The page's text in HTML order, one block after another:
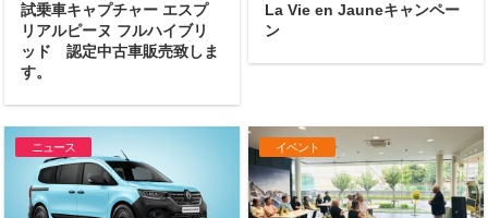
試乗車キャプチャー エスプ
リアルピーヌ フルハイブリ
ッド 認定中古車販売致しま
す。
La Vie en Jauneキャンペー
ン
ニュース イベント